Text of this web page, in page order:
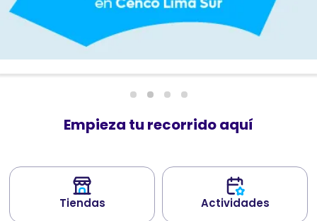
Empieza tu recorrido aquí
Tiendas Actividades